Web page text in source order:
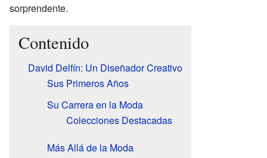
sorprendente.
Contenido
David Delfín: Un Diseñador Creativo
Sus Primeros Años
Su Carrera en la Moda
Colecciones Destacadas
Más Allá de la Moda